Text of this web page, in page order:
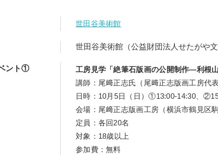
世田谷美術館
世田谷美術館（公益財団法人せたがや文
ント①
工房見学「絶筆石版画の公開制作―利根
講師：尾﨑正志氏（尾﨑正志版画工房代表
日時：10月5日（日）①13:00-14:30、
会場：尾﨑正志版画工房（横浜市鶴見区
定員：各回20名
対象：18歳以上
参加費：無料